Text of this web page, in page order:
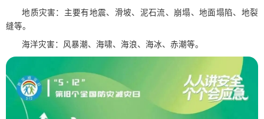
地质灾害：主要有地震、滑坡、泥石流、崩塌、地面塌陷、地裂
缝等。
海洋灾害：风暴潮、海啸、海浪、海冰、赤潮等。